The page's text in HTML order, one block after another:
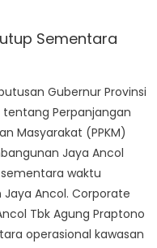
Sementara
Gubernur Provinsi
tentang Perpanjangan
Masyarakat (PPKM)
Jaya Ancol
waktu
Ancol. Corporate
Tbk Agung Praptono
operasional kawasan